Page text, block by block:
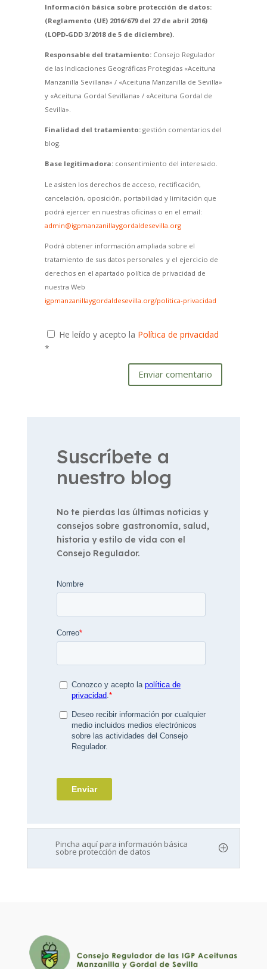
Información básica sobre protección de datos:
(Reglamento (UE) 2016/679 del 27 de abril 2016)
(LOPD-GDD 3/2018 de 5 de diciembre).
Responsable del tratamiento:Consejo Regulador
de las Indicaciones Geográficas Protegidas «Aceituna
Manzanilla Sevillana» / «Aceituna Manzanilla de Sevilla»
y «Aceituna Gordal Sevillana» / «Aceituna Gordal de
Sevilla».
Finalidad del tratamiento:gestión comentarios del
blog.
Base legitimadora:consentimiento del interesado.
Le asisten los derechos de acceso, rectificación,
cancelación, oposición, portabilidad y limitación que
podrá ejercer en nuestras oficinas o en el email:
admin@igpmanzanillaygordaldesevilla.org
Podrá obtener información ampliada sobre el
tratamiento de sus datos personales y el ejercicio de
derechos en el apartado política de privacidad de
nuestra Web
igpmanzanillaygordaldesevilla.org/politica-privacidad
He leído y acepto la Política de privacidad
*
Enviar comentario
Suscríbete a
nuestro blog
No te pierdas las últimas noticias y
consejos sobre gastronomía, salud,
historia y estilo de vida con el
Consejo Regulador.
Pincha aquí para información básica
sobre protección de datos